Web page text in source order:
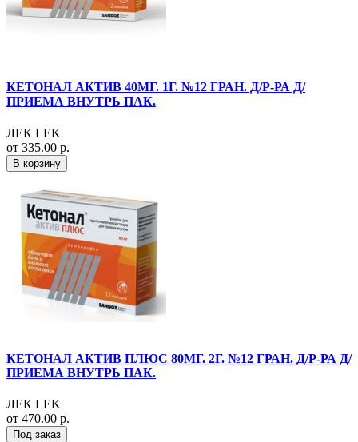
КЕТОНАЛ АКТИВ 40МГ. 1Г. №12 ГРАН. Д/Р-РА Д/
ПРИЕМА ВНУТРЬ ПАК.
ЛЕК LEK
от 335.00 р.
В корзину
КЕТОНАЛ АКТИВ ПЛЮС 80МГ. 2Г. №12 ГРАН. Д/Р-РА Д/
ПРИЕМА ВНУТРЬ ПАК.
ЛЕК LEK
от 470.00 р.
Под заказ